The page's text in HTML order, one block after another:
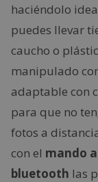
haciéndolo
puedes llevar
caucho o
manipulado
adaptable con
para que no
fotos a
con el mando
bluetooth las